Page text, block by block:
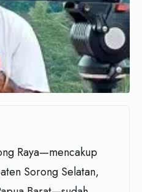
Raya—mencakup
Sorong Selatan,